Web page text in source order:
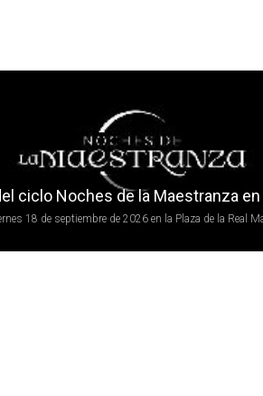
ciclo Noches de la Maestranza en
18 de septiembre de 2026 en la Plaza de la Real